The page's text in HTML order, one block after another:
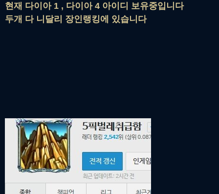
현재 다이아 1 , 다이아 4 아이디 보유중입니다
두개 다 니달리 장인랭킹에 있습니다